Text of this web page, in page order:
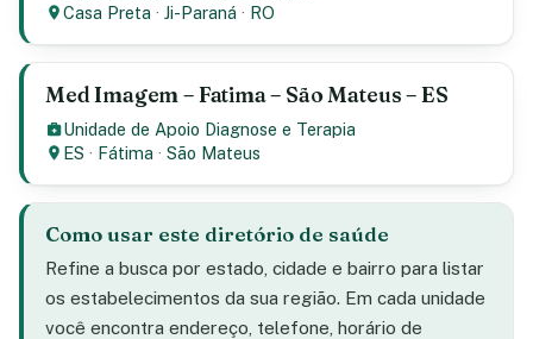
Casa Preta ·Ji-Paraná · RO
Med Imagem – Fatima – São Mateus – ES
Unidade de Apoio Diagnose e Terapia
ES · Fátima ·São Mateus
Como usar este diretório de saúde
Refine a busca por estado, cidade e bairro para listar
os estabelecimentos da sua região. Em cada unidade
você encontra endereço, telefone, horário de